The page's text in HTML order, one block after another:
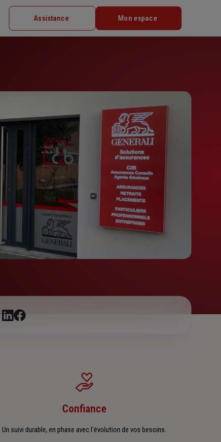
Assistance Mon espace
Confiance
Un suivi durable, en phase avec l'évolution de vos besoins.